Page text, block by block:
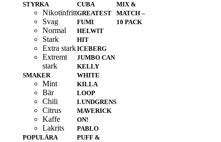
STYRKA
Nikotinfritt
Svag
Normal
Stark
Extra stark
Extremt
stark
SMAKER
Mint
Bär
Chili
Citrus
Kaffe
Lakrits
POPULÄRA
CUBA
GREATEST
FUMI
HELWIT
HIT
ICEBERG
JUMBO CAN
KELLY
WHITE
KILLA
LOOP
LUNDGRENS
MAVERICK
ON!
PABLO
PUFF &
MIX &
MATCH –
10 PACK